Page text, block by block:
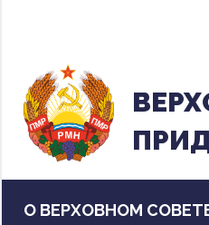
содержанию
О ВЕРХОВНОМ